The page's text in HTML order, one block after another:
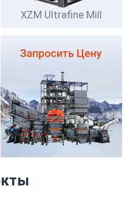
XZM Ultrafine Mill